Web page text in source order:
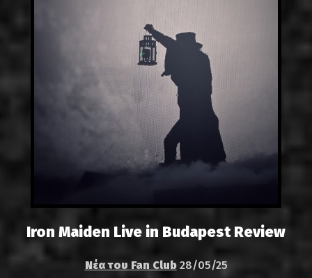
Iron Maiden Live in Budapest Review
Νέα του Fan Club 28/05/25